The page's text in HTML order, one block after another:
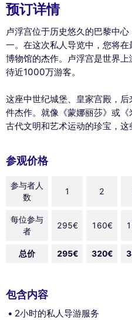
预订详情
卢浮宫位于历史悠久的巴黎中
一。在这次私人导览中，您将
博物馆的杰作。卢浮宫是世界
待近1000万游客。
这座中世纪城堡、皇家宫殿，
件杰作。就像《蒙娜丽莎》或
古代文明和艺术运动的珍宝，这
参观价格
参与者人
数
1 2
每位参与
者
295€ 160€
总价 295€ 320€
包含内容
2小时的私人导游服务